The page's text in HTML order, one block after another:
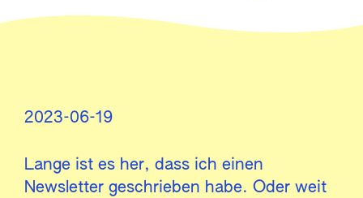
2023-06-19
Lange ist es her, dass ich einen
Newsletter geschrieben habe. Oder weit